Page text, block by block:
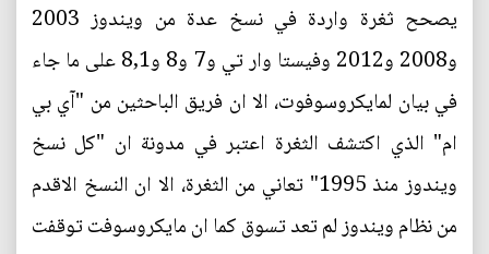
يصحح ثغرة واردة في نسخ عدة من ويندوز 2003
و2008 و2012 وفيستا وار تي و7 و8 و8,1 على ما جاء
في بيان لمايكروسوفوت، الا ان فريق الباحثين من "آي بي
ام" الذي اكتشف الثغرة اعتبر في مدونة ان "كل نسخ
ويندوز منذ 1995" تعاني من الثغرة، الا ان النسخ الاقدم
من نظام ويندوز لم تعد تسوق كما ان مايكروسوفت توقفت